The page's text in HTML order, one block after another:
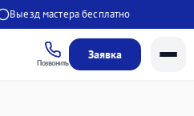
Выезд мастера бесплатно
Позвонить
Заявка